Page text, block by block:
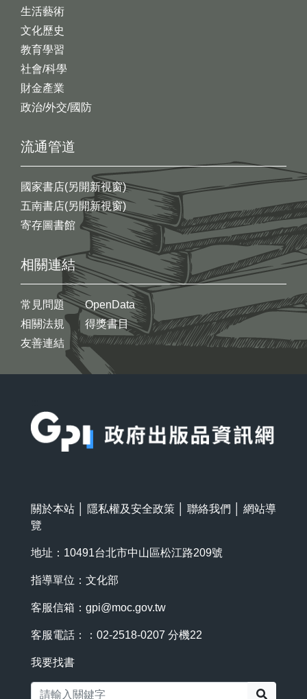
生活藝術
文化歷史
教育學習
社會/科學
財金產業
政治/外交/國防
流通管道
國家書店(另開新視窗)
五南書店(另開新視窗)
寄存圖書館
相關連結
常見問題
相關法規
友善連結
OpenData
得獎書目
關於本站 隱私權及安全政策 聯絡我們
網站導
覽
地址：10491台北市中山區松江路209號
指導單位：文化部
客服信箱： gpi@moc.gov.tw
客服電話：：02-2518-0207 分機22
我要找書